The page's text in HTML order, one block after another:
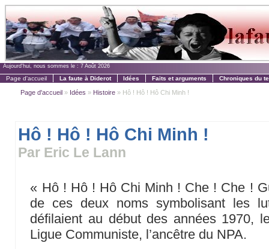
Aujourd'hui, nous sommes le : 7 Août 2026
Page d'accueil La faute à Diderot Idées Faits et arguments Chroniques du
Page d'accueil » Idées » Histoire » Hô ! Hô ! Hô Chi Minh !
Hô ! Hô ! Hô Chi Minh !
Par Eric Le Lann
« Hô ! Hô ! Hô Chi Minh ! Che ! Che !
de ces deux noms symbolisant les
défilaient au début des années 1970,
Ligue Communiste, l’ancêtre du NPA.